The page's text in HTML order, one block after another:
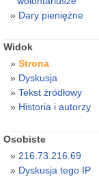
Dary pieniężne
Widok
Strona
Dyskusja
Tekst źródłowy
Historia i autorzy
Osobiste
216.73.216.69
Dyskusja tego IP